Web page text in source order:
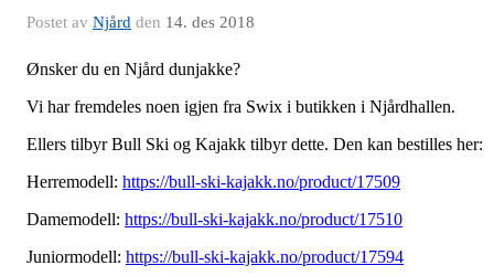
Postet av Njård den 14. des 2018
Ønsker du en Njård dunjakke?
Vi har fremdeles noen igjen fra Swix i butikken i Njårdhallen.
Ellers tilbyr Bull Ski og Kajakk tilbyr dette. Den kan bestilles her:
Herremodell: https://bull-ski-kajakk.no/product/17509
Damemodell: https://bull-ski-kajakk.no/product/17510
Juniormodell: https://bull-ski-kajakk.no/product/17594